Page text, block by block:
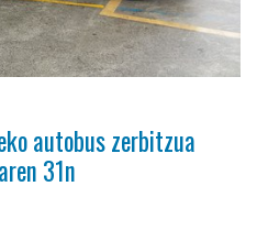
autobus zerbitzua
31n